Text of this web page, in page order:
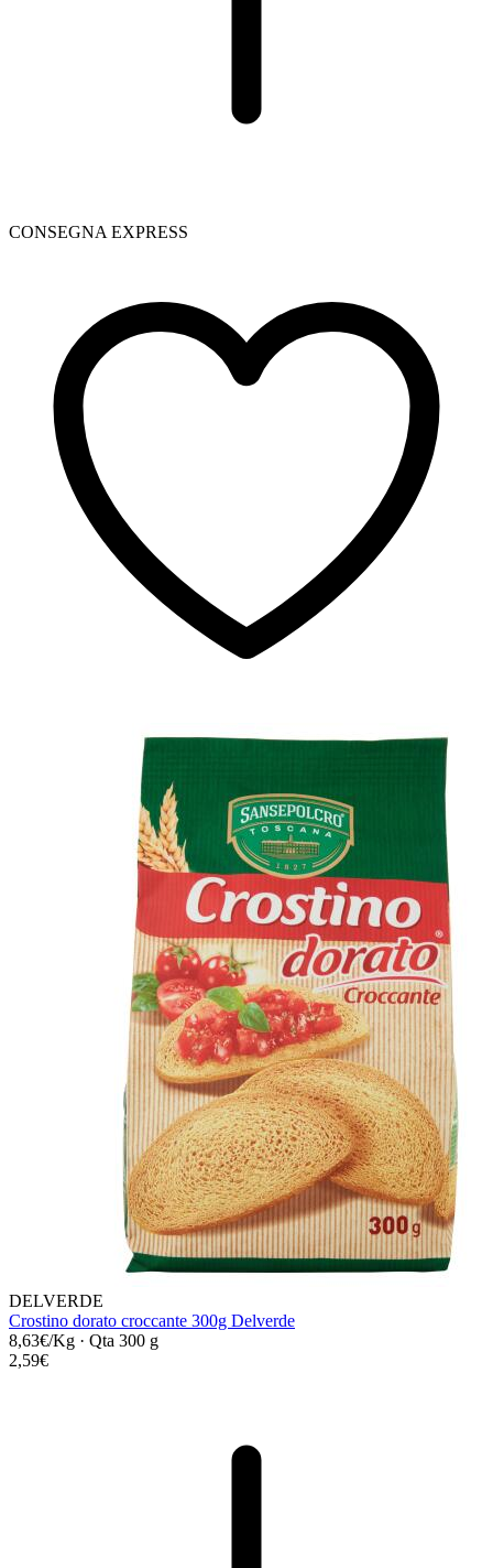
CONSEGNA EXPRESS
DELVERDE
Crostino dorato croccante 300g Delverde
8,63€/Kg · Qta 300 g
2,59€